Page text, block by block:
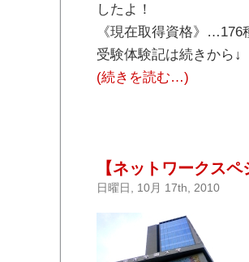
したよ！
《現在取得資格》…176
受験体験記は続きから↓
(続きを読む…)
【ネットワークス
日曜日, 10月 17th, 2010